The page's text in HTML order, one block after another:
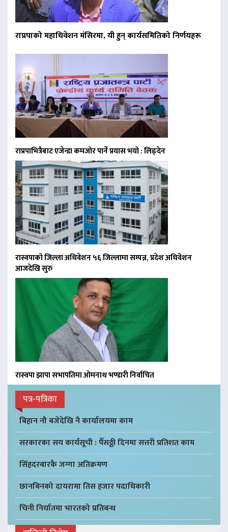
राप्रपाको महाधिवेशन मंसिरमा, यी हुन् कार्यसमितिको निर्णयहरू
राप्रपाभित्रैबाट एजेन्डा कमजोर पार्ने प्रयास भयो : लिङ्देन
रास्वपाको जिल्ला अधिवेशन ५६ जिल्लामा सम्पन्न, प्रदेश अधिवेशन
आजदेखि सुरु
रास्वपा झापा सभापतिमा ओमनाथ भण्डारी निर्वाचित
पत्र-पत्रिका
बिहान नौ बजेदेखि नै कार्यालयमा काम
सरकारका सय कार्यसूची : पैँसठ्ठी दिनमा सत्तरी प्रतिशत काम
सिंहदरबारकै जग्गा अतिक्रमण
छानबिनको दायरामा तिस हजार पदाधिकारी
चिनी निर्यातमा भारतको प्रतिबन्ध